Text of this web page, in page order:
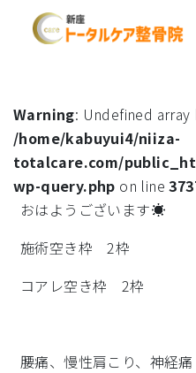
Warning: Undefined array
/home/kabuyui4/niiza-
totalcare.com/
wp-query.php on line
おはようございます☀
施術空き枠 2枠
コアレ空き枠 2枠
腰痛、慢性肩こり、神経